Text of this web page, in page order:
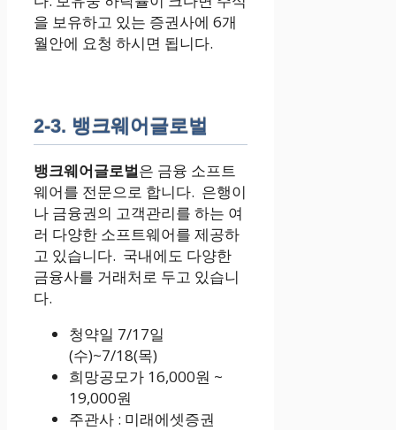
을 보유하고 있는 증권사에 6개
월안에 요청 하시면 됩니다.
2-3. 뱅크웨어글로벌
뱅크웨어글로벌은 금융 소프트
웨어를 전문으로 합니다. 은행이
나 금융권의 고객관리를 하는 여
러 다양한 소프트웨어를 제공하
고 있습니다. 국내에도 다양한
금융사를 거래처로 두고 있습니
다.
청약일 7/17일
(수)~7/18(목)
희망공모가 16,000원 ~
19,000원
주관사 : 미래에셋증권